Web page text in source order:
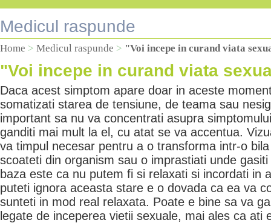
Medicul raspunde
Home > Medicul raspunde > "Voi incepe in curand viata
"Voi incepe in curand viata
Daca acest simptom apare doar in aceste
somatizati starea de tensiune, de teama sau
important sa nu va concentrati asupra
ganditi mai mult la el, cu atat se va accentua.
va timpul necesar pentru a o transforma intr-o
scoateti din organism sau o imprastiati unde
baza este ca nu putem fi si relaxati si incordati in
puteti ignora aceasta stare e o dovada ca ea va
sunteti in mod real relaxata. Poate e bine sa va
legate de inceperea vietii sexuale, mai ales ca ati